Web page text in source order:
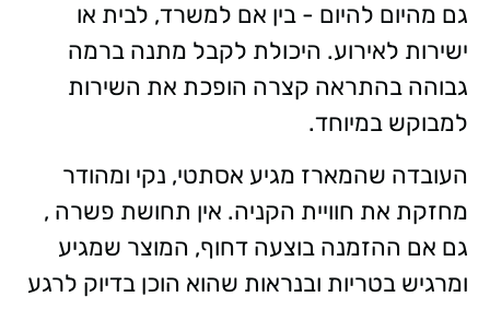
גם מהיום להיום - בין אם למשרד, לבית או
ישירות לאירוע. היכולת לקבל מתנה ברמה
גבוהה בהתראה קצרה הופכת את השירות
למבוקש במיוחד.
העובדה שהמארז מגיע אסתטי, נקי ומהודר
מחזקת את חוויית הקניה. אין תחושת פשרה ,
גם אם ההזמנה בוצעה דחוף, המוצר שמגיע
ומרגיש בטריות ובנראות שהוא הוכן בדיוק לרגע